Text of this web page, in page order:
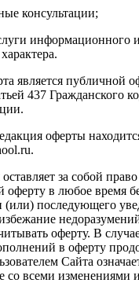
консультации;
информационного и
является публичной
437 Гражданского
оферты
за собой
оферту в любое время
(или) последующего
оферту. В
в оферту
Сайта
со всеми изменениями